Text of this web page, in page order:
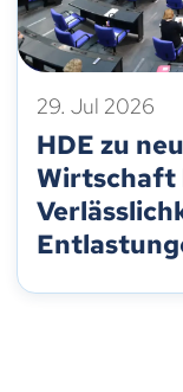
29. Jul 2026
HDE zu
Wirtschaft